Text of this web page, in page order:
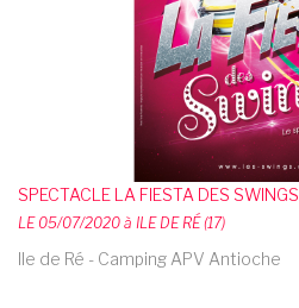
SPECTACLE LA FIESTA DES SWINGS
LE 05/07/2020 à ILE DE RÉ (17)
Ile de Ré - Camping APV Antioche